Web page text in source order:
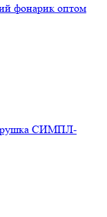
фонарик оптом
СИМПЛ-